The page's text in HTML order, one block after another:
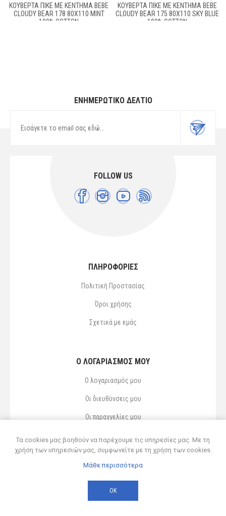
ΚΟΥΒΈΡΤΑ ΠΙΚΈ ΜΕ ΚΈΝΤΗΜΑ BEBE
CLOUDY BEAR 178 80X110 MINT
100% COTTON
ΚΟΥΒΈΡΤΑ ΠΙΚΈ ΜΕ ΚΈΝΤΗΜΑ BEBE
CLOUDY BEAR 175 80X110 SKY BLUE
100% COTTON
ΕΝΗΜΕΡΩΤΙΚΌ ΔΕΛΤΊΟ
FOLLOW US
ΠΛΗΡΟΦΟΡΙΕΣ
Πολιτική Προστασίας
Όροι χρήσης
Σχετικά με εμάς
Ο ΛΟΓΑΡΙΑΣΜΌΣ ΜΟΥ
Ο λογαριασμός μου
Οι διευθύνσεις μου
Οι παραγγελίες μου
© 2026 Δ ΚΥΡΣΑΝΙΔΗΣ ΚΑΙ ΥΙΟΣ ΟΕ
Τα cookies μας βοηθούν να παρέχουμε τις υπηρεσίες μας. Με τη
χρήση των υπηρεσιών μας, συμφωνείτε με τη χρήση των cookies.
Μάθε περισσότερα
ΟΚ